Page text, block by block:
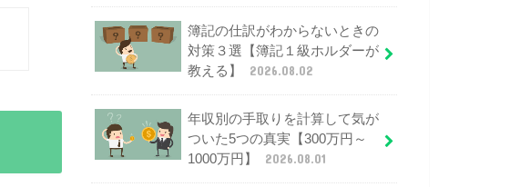
簿記の仕訳がわからないときの
対策３選【簿記１級ホルダーが
教える】
2026.08.02
年収別の手取りを計算して気が
ついた5つの真実【300万円～
1000万円】
2026.08.01